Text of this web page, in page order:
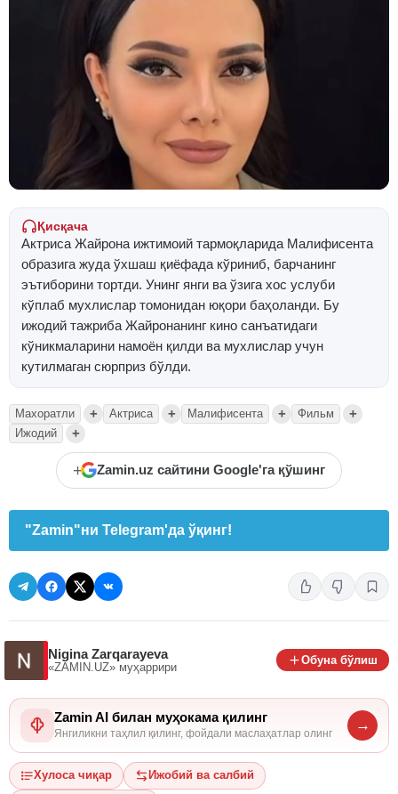
Қисқача
Актриса Жайрона ижтимоий тармоқларида Малифисента
образига жуда ўхшаш қиёфада кўриниб, барчанинг
эътиборини тортди. Унинг янги ва ўзига хос услуби
кўплаб мухлислар томонидан юқори баҳоланди. Бу
ижодий тажриба Жайронанинг кино санъатидаги
кўникмаларини намоён қилди ва мухлислар учун
кутилмаган сюрприз бўлди.
Махоратли + Актриса + Малифисента + Фильм +
Ижодий +
+ Zamin.uz сайтини Google'га қўшинг
"Zamin"ни Telegram'да ўқинг!
Nigina Zarqarayeva
«ZAMIN.UZ» муҳаррири
Обуна бўлиш
Zamin AI билан муҳокама қилинг
Янгиликни таҳлил қилинг, фойдали маслаҳатлар олинг
→
Хулоса чиқар Ижобий ва салбий